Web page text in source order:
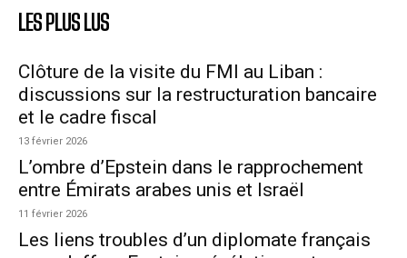
LES PLUS LUS
Clôture de la visite du FMI au Liban :
discussions sur la restructuration bancaire
et le cadre fiscal
13 février 2026
L’ombre d’Epstein dans le rapprochement
entre Émirats arabes unis et Israël
11 février 2026
Les liens troubles d’un diplomate français